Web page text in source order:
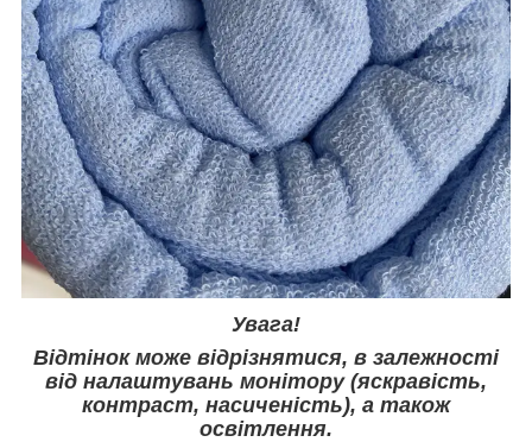
Увага!
Відтінок може відрізнятися, в залежності
від налаштувань монітору (яскравість,
контраст, насиченість), а також
освітлення.